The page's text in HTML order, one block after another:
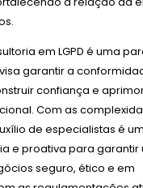
em LGPD é uma
garantir a
confiança e
Com as
de especialistas é
e proativa para garantir
seguro, ético e em